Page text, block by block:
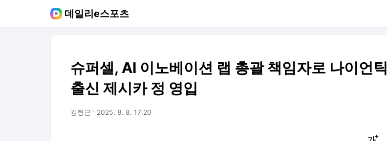
데일리e스포츠
슈퍼셀, AI 이노베이션 랩 총괄 책임자로 나이언틱
출신 제시카 정 영입
김형근 2025. 8. 8. 17:20